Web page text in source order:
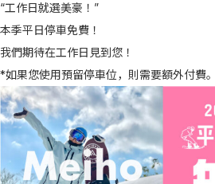
“工作日就選美豪！”
本季平日停車免費！
我們期待在工作日見到您！
*如果您使用預留停車位，則需要額外付費。